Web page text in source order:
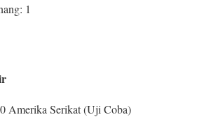
1
Amerika Serikat (Uji Coba)